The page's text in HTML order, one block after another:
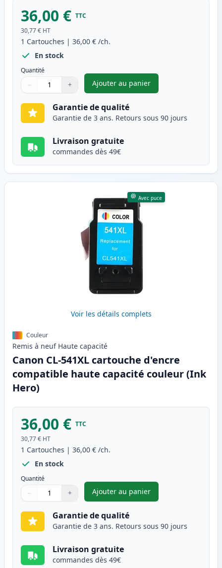
36,00 € TTC
30,77 € HT
1 Cartouches | 36,00 € /ch.
En stock
Quantité
Quantité
Utilisez les boutons pour ajuster
− +
Quantité
Ajouter au panier
,Canon PG-540XL cartouche
Garantie de qualité
Garantie de 3 ans. Retours sous 90 jours
Livraison gratuite
commandes dès 49€
Avec puce
Voir les détails complets
Couleur
Remis à neuf Haute capacité
Canon CL-541XL cartouche d'encre
compatible haute capacité couleur (Ink
Hero)
36,00 € TTC
30,77 € HT
1 Cartouches | 36,00 € /ch.
En stock
Quantité
Quantité
Utilisez les boutons pour ajuster
− +
Quantité
Ajouter au panier
,Canon CL-541XL cartouche
Garantie de qualité
Garantie de 3 ans. Retours sous 90 jours
Livraison gratuite
commandes dès 49€